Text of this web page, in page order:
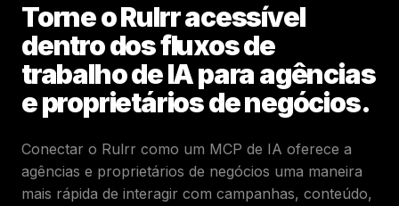
Torne o Rulrr acessível
dentro dos fluxos de
trabalho de IA para agências
e proprietários de negócios.
Conectar o Rulrr como um MCP de IA oferece a
agências e proprietários de negócios uma maneira
mais rápida de interagir com campanhas, conteúdo,